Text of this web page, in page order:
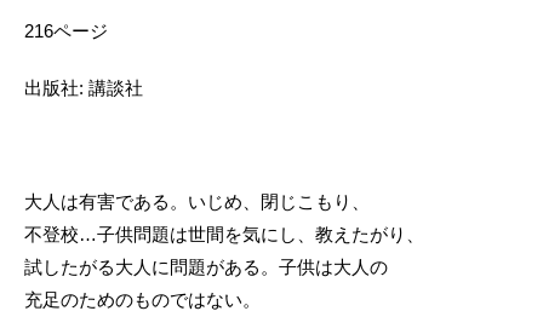
216ページ
出版社: 講談社
大人は有害である。いじめ、閉じこもり、
不登校…子供問題は世間を気にし、教えたがり、
試したがる大人に問題がある。子供は大人の
充足のためのものではない。